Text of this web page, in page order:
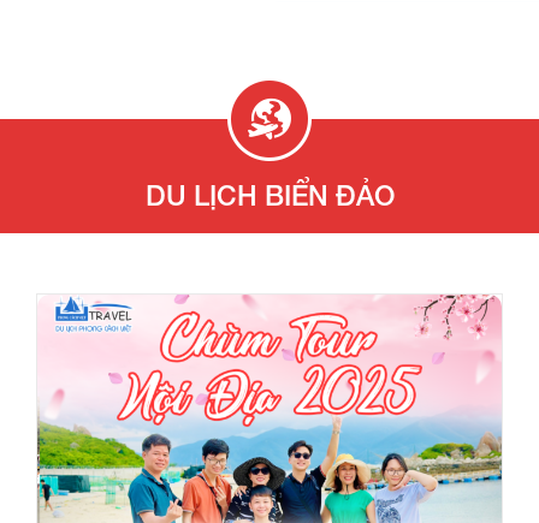
DU LỊCH BIỂN ĐẢO